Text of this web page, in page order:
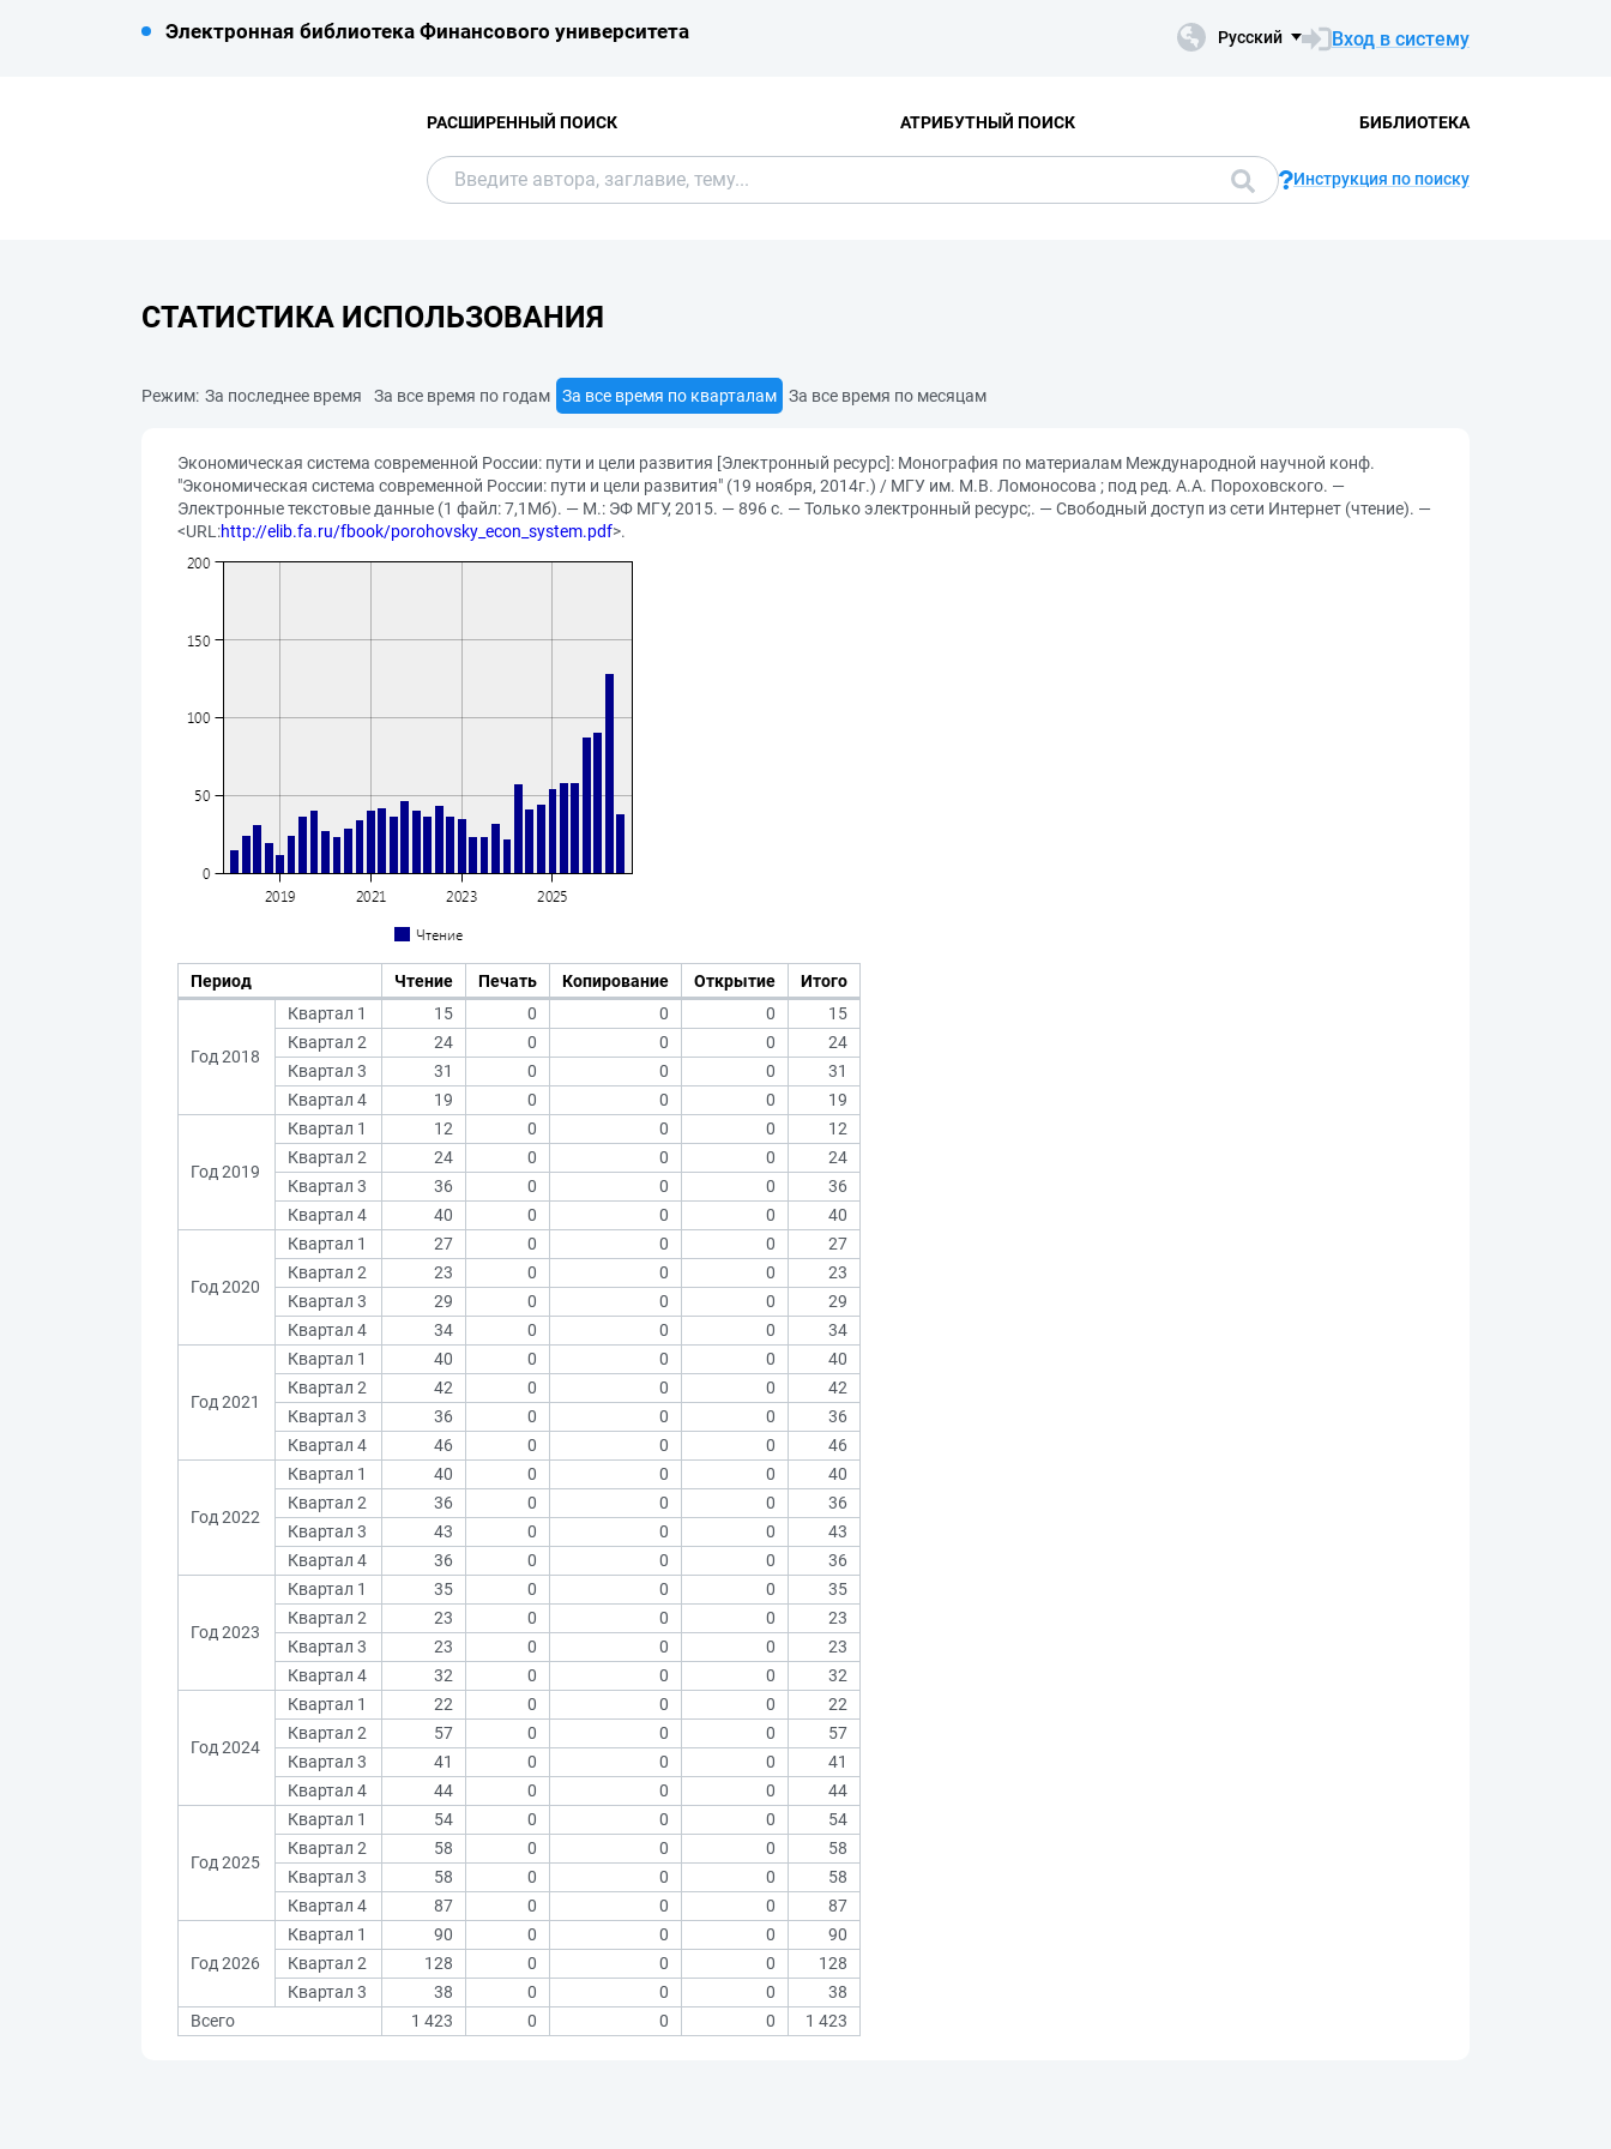
Электронная библиотека Финансового университета Русский Вход в систему
РАСШИРЕННЫЙ ПОИСК АТРИБУТНЫЙ ПОИСК БИБЛИОТЕКА
Инструкция по поиску
СТАТИСТИКА ИСПОЛЬЗОВАНИЯ
Режим: За последнее время За все время по годам За все время по кварталам За все время по месяцам
Экономическая система современной России: пути и цели развития [Электронный ресурс]: Монография по материалам Международной научной конф.
"Экономическая система современной России: пути и цели развития" (19 ноября, 2014г.) / МГУ им. М.В. Ломоносова ; под ред. А.А. Пороховского. —
Электронные текстовые данные (1 файл: 7,1Мб). — М.: ЭФ МГУ, 2015. — 896 с. — Только электронный ресурс;. — Свободный доступ из сети Интернет (чтение). —
<URL:http://elib.fa.ru/fbook/porohovsky_econ_system.pdf>.
Период Чтение Печать Копирование Открытие Итого
Год 2018
Квартал 1 15 0 0 0
15
Квартал 2
24 0 0 0
24
Квартал 3
31 0 0 0
31
Квартал 4
19 0 0 0 19
Год 2019
Квартал 1 12 0 0 0
12
Квартал 2
24 0 0 0
24
Квартал 3
36 0 0 0
36
Квартал 4
40 0 0 0 40
Год 2020
Квартал 1 27 0 0 0
27
Квартал 2
23 0 0 0
23
Квартал 3
29 0 0 0
29
Квартал 4
34 0 0 0 34
Год 2021
Квартал 1 40 0 0 0
40
Квартал 2
42 0 0 0
42
Квартал 3
36 0 0 0
36
Квартал 4
46 0 0 0 46
Год 2022
Квартал 1 40 0 0 0
40
Квартал 2
36 0 0 0
36
Квартал 3
43 0 0 0
43
Квартал 4
36 0 0 0 36
Год 2023
Квартал 1 35 0 0 0
35
Квартал 2
23 0 0 0
23
Квартал 3
23 0 0 0
23
Квартал 4
32 0 0 0 32
Год 2024
Квартал 1 22 0 0 0
22
Квартал 2
57 0 0 0
57
Квартал 3
41 0 0 0
41
Квартал 4
44 0 0 0 44
Год 2025
Квартал 1 54 0 0 0
54
Квартал 2
58 0 0 0
58
Квартал 3
58 0 0 0
58
Квартал 4
87 0 0 0 87
Год 2026
Квартал 1 90 0 0 0
90
Квартал 2
128 0 0 0
128
Квартал 3
38 0 0 0
38
Всего
1 423 0 0 0 1 423